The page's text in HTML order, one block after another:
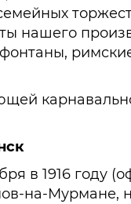
нашего
в 1916 году
на-Мурмане,